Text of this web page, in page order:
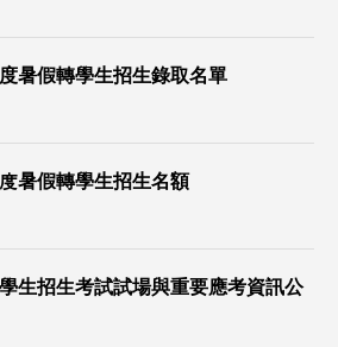
暑假轉學生招生錄取名單
暑假轉學生招生名額
生招生考試試場與重要應考資訊公